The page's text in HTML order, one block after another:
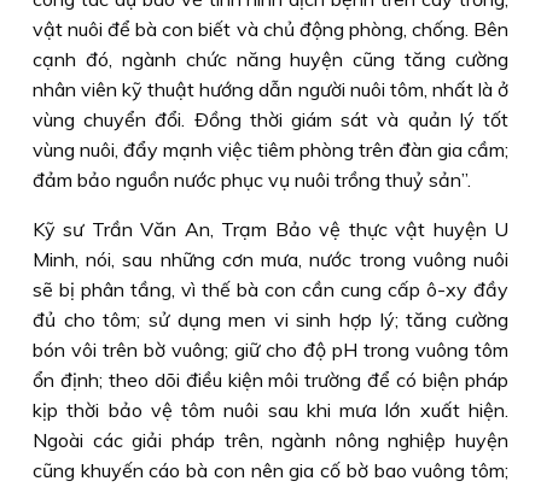
vật nuôi để bà con biết và chủ động phòng, chống. Bên
cạnh đó, ngành chức năng huyện cũng tăng cường
nhân viên kỹ thuật hướng dẫn người nuôi tôm, nhất là ở
vùng chuyển đổi. Ðồng thời giám sát và quản lý tốt
vùng nuôi, đẩy mạnh việc tiêm phòng trên đàn gia cầm;
đảm bảo nguồn nước phục vụ nuôi trồng thuỷ sản”.
Kỹ sư Trần Văn An, Trạm Bảo vệ thực vật huyện U
Minh, nói, sau những cơn mưa, nước trong vuông nuôi
sẽ bị phân tầng, vì thế bà con cần cung cấp ô-xy đầy
đủ cho tôm; sử dụng men vi sinh hợp lý; tăng cường
bón vôi trên bờ vuông; giữ cho độ pH trong vuông tôm
ổn định; theo dõi điều kiện môi trường để có biện pháp
kịp thời bảo vệ tôm nuôi sau khi mưa lớn xuất hiện.
Ngoài các giải pháp trên, ngành nông nghiệp huyện
cũng khuyến cáo bà con nên gia cố bờ bao vuông tôm;